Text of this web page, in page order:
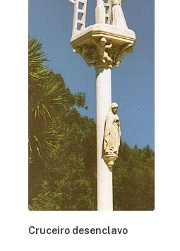
Cruceiro desenclavo